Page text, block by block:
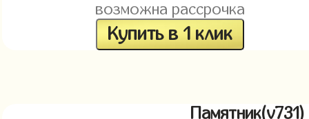
возможна рассрочка
Купить в 1 клик
Памятник(v731)